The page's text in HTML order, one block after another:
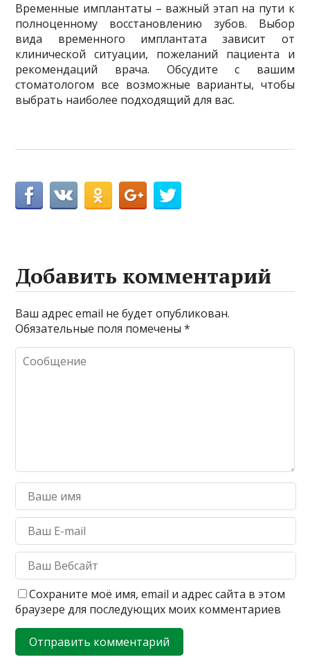
Временные имплантаты – важный этап на пути к
полноценному восстановлению зубов. Выбор
вида временного имплантата зависит от
клинической ситуации, пожеланий пациента и
рекомендаций врача. Обсудите с вашим
стоматологом все возможные варианты, чтобы
выбрать наиболее подходящий для вас.
Добавить комментарий
Ваш адрес email не будет опубликован.
Обязательные поля помечены*
Сохраните моё имя, email и адрес сайта в этом
браузере для последующих моих комментариев